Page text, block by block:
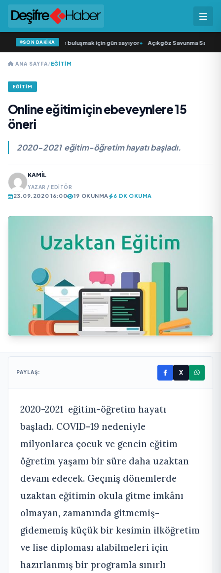
SON DAKİKA
seyircisiyle buluşmak için gün sayıyor• Açıkgöz Savunma Sanayi
ANA SAYFA/EĞITIM
EĞITIM
Online eğitim için ebeveynlere 15
öneri
2020-2021 eğitim-öğretim hayatı başladı.
KAMIL
YAZAR / EDITÖR
23.09.2020 16:00 19 OKUNMA 6 DK OKUMA
PAYLAŞ: X
2020-2021 eğitim-öğretim hayatı
başladı. COVID-19 nedeniyle
milyonlarca çocuk ve gencin eğitim
öğretim yaşamı bir süre daha uzaktan
devam edecek. Geçmiş dönemlerde
uzaktan eğitimin okula gitme imkânı
olmayan, zamanında gitmemiş-
gidememiş küçük bir kesimin ilköğretim
ve lise diploması alabilmeleri için
hazırlanmış bir programla sınırlı